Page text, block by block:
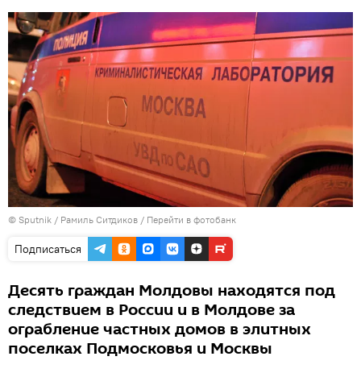
© Sputnik / Рамиль Ситдиков / Перейти в фотобанк
Подписаться
Десять граждан Молдовы находятся под
следствием в России и в Молдове за
ограбление частных домов в элитных
поселках Подмосковья и Москвы